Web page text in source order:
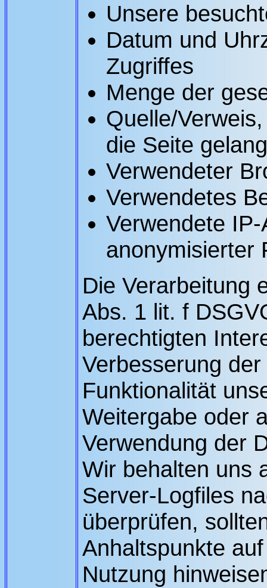
Unsere
Datum und
Zugriffes
Menge der
Quelle/
die Seite
Verwendeter
Verwendetes
Verwendete
anonymisierter
Die Verarbeitung
Abs. 1 lit. f
berechtigten
Verbesserung
Funktionalität
Weitergabe oder
Verwendung der
Wir behalten uns
Server-Logfiles
überprüfen,
Anhaltspunkte
Nutzung